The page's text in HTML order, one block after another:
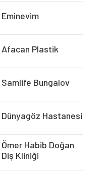
Eminevim
Afacan Plastik
Samlife Bungalov
Dünyagöz Hastanesi
Ömer Habib Doğan
Diş Kliniği